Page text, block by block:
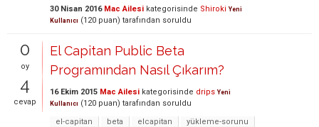
30 Nisan 2016 Mac Ailesi kategorisinde Shiroki Yeni
Kullanıcı (120 puan) tarafından soruldu
0
oy
4
cevap
El Capitan Public Beta
Programından Nasıl Çıkarım?
16 Ekim 2015 Mac Ailesi kategorisinde drips Yeni
Kullanıcı (120 puan) tarafından soruldu
el-capitan
beta elcapitan yükleme-sorunu